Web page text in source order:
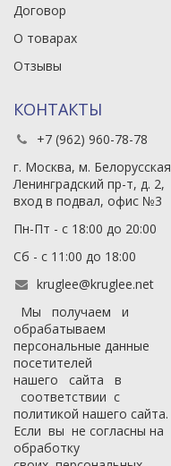
Договор
О товарах
Отзывы
КОНТАКТЫ
+7 (962) 960-78-78
г. Москва, м. Белорусская
Ленинградский пр-т, д. 2,
вход в подвал, офис №3
Пн-Пт - с 18:00 до 20:00
Сб - с 11:00 до 18:00
kruglee@kruglee.net
Мы получаем и
обрабатываем
персональные данные
посетителей
нашего сайта в
соответствии с
политикой нашего сайта.
Если вы не согласны на
обработку